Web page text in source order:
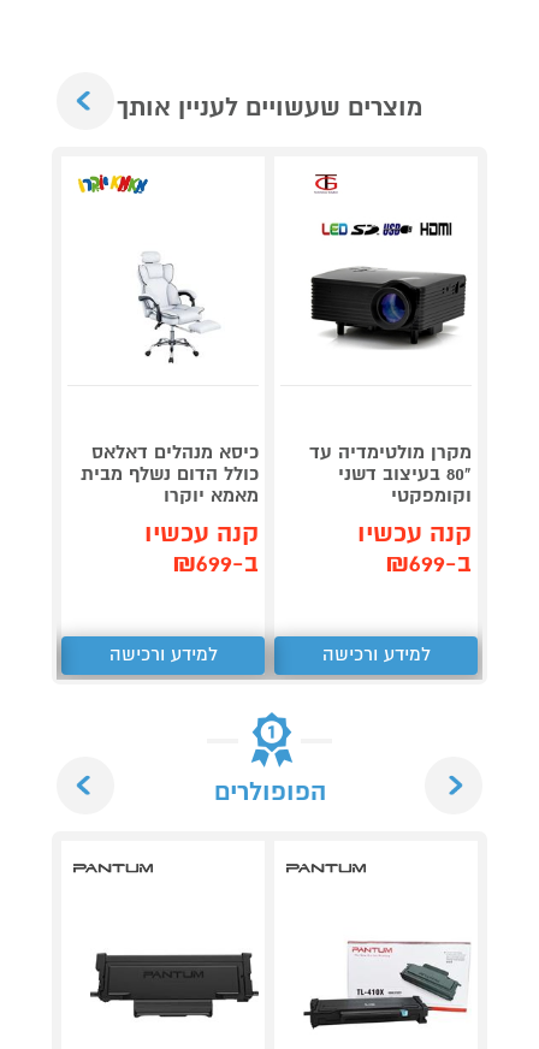
מוצרים שעשויים לעניין אותך
מקרן מולטימדיה עד
"80 בעיצוב דשני
וקומפקטי
קנה עכשיו
ב-₪699
למידע ורכישה
כיסא מנהלים דאלאס
כולל הדום נשלף מבית
מאמא יוקרו
קנה עכשיו
ב-₪699
למידע ורכישה
הפופולרים